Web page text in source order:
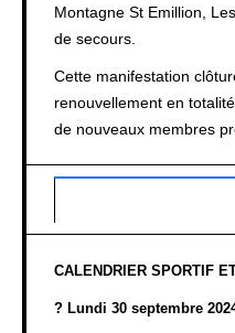
Montagne St Emillion,
de secours.
Cette manifestation
renouvellement en
de nouveaux membres
CALENDRIER SPORTIF
? Lundi 30 septembre